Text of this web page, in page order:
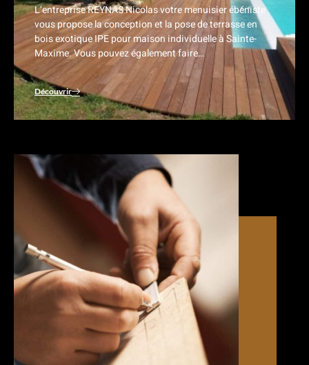
L’entreprise REYNAS Nicolas votre menuisier ébéniste
vous propose la conception et la pose de terrasse en
bois exotique IPE pour maison individuelle à Sainte-
Maxime. Vous pouvez également faire…
Découvrir